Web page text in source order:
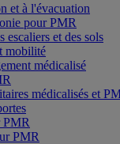
et à l'évacuation
pour PMR
escaliers et des sols
mobilité
médicalisé
médicalisés et
PMR
PMR